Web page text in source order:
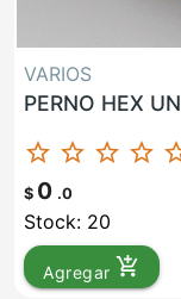
VARIOS
PERNO HEX
star_border star_border star_border star_border
$ 0 .0
Stock: 20
Agregar add_shopping_cart